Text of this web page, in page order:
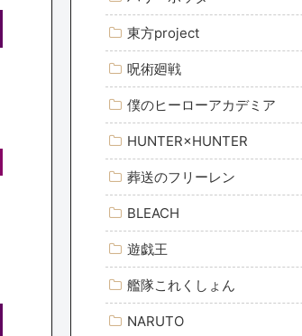
東方project
呪術廻戦
僕のヒーローアカデミア
HUNTER×HUNTER
葬送のフリーレン
BLEACH
遊戯王
艦隊これくしょん
NARUTO